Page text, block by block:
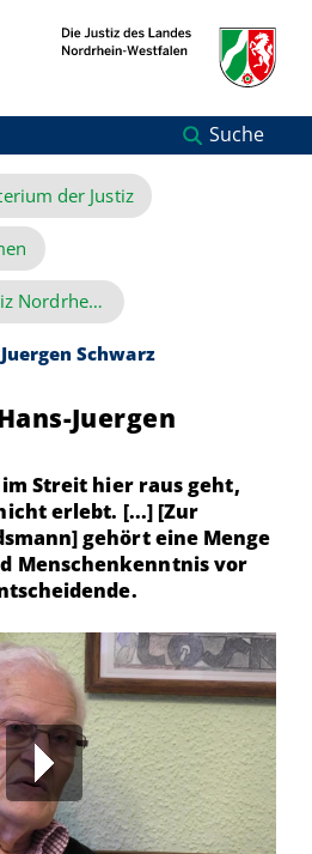
Suche
der Justiz
Ehrenamt in der Justiz Nordrhein-Westfalen
Schwarz
Juergen
Streit hier raus geht,
erlebt. [...] [Zur
gehört eine Menge
Menschenkenntnis vor